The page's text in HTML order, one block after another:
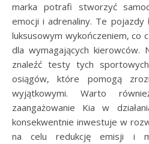
marka potrafi stworzyć
emocji i adrenaliny. Te pojazdy
luksusowym wykończeniem, co
dla wymagających kierowców.
znaleźć testy tych
osiągów, które pomogą
wyjątkowymi. Warto
zaangażowanie Kia w
konsekwentnie inwestuje w
na celu redukcję emisji i